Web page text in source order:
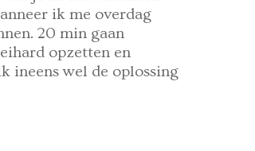
ik me overdag
20 min gaan
opzetten en
ineens wel de oplossing